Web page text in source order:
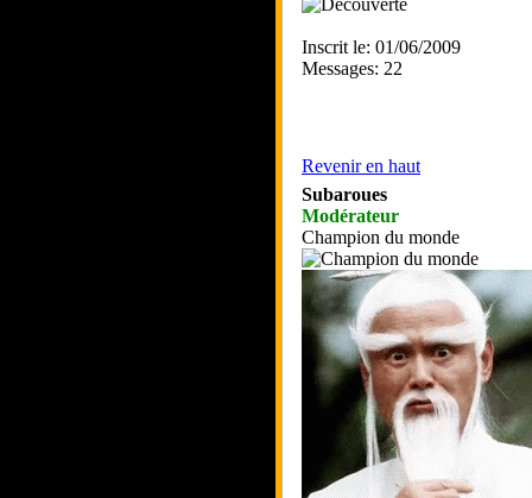
Inscrit le: 01/06/2009
Messages: 22
Revenir en haut
Subaroues
Modérateur
Champion du monde